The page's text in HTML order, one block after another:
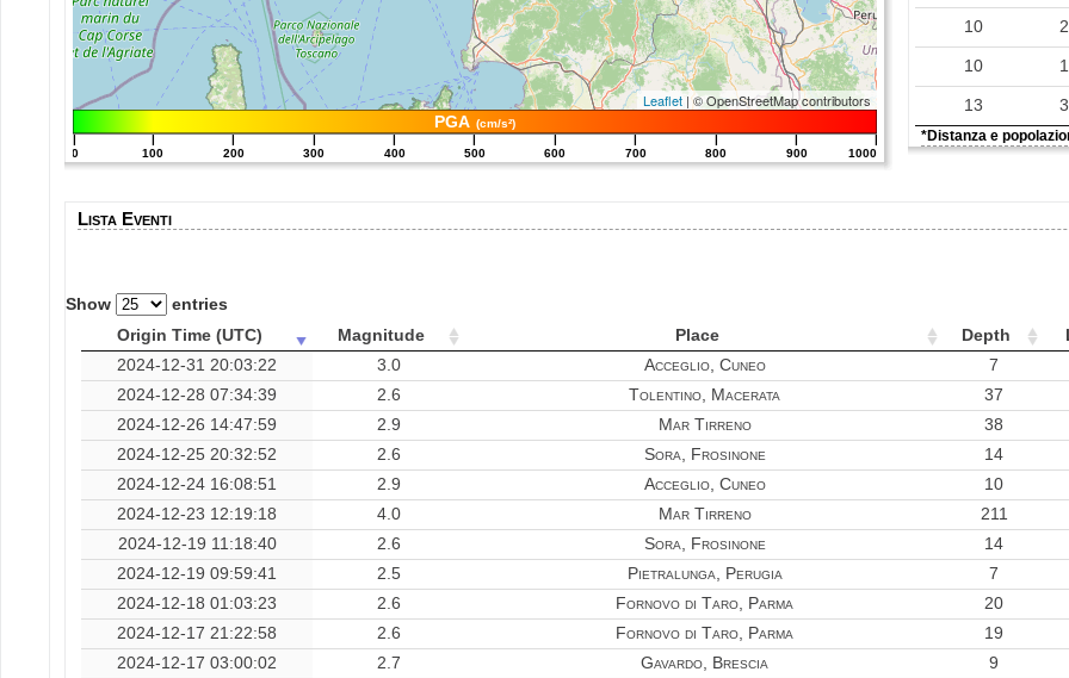
Leaflet | © OpenStreetMap contributors
PGA (cm/s²)
|
0
|
100
|
200
|
300
|
400
|
500
|
600
|
700
|
800
|
900
|
1000
0.08
0.07
0.05
0.05
10
10
13
*Distanza e
Lista Eventi
Show
entries
Origin Time (UTC)
Magnitude Place Depth
2024-12-31 20:03:22
3.0 Acceglio, Cuneo 7
2024-12-28 07:34:39
2.6 Tolentino, Macerata 37
2024-12-26 14:47:59
2.9 Mar Tirreno 38
2024-12-25 20:32:52
2.6 Sora, Frosinone 14
2024-12-24 16:08:51
2.9 Acceglio, Cuneo 10
2024-12-23 12:19:18
4.0 Mar Tirreno 211
2024-12-19 11:18:40
2.6 Sora, Frosinone 14
2024-12-19 09:59:41
2.5 Pietralunga, Perugia 7
2024-12-18 01:03:23
2.6 Fornovo di Taro, Parma 20
2024-12-17 21:22:58
2.6 Fornovo di Taro, Parma 19
2024-12-17 03:00:02
2.7 Gavardo, Brescia 9